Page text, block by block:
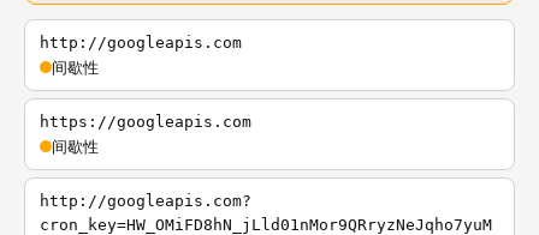
http://googleapis.com
间歇性
https://googleapis.com
间歇性
http://googleapis.com?
cron_key=HW_OMiFD8hN_jLld01nMor9QRryzNeJqho7yuM